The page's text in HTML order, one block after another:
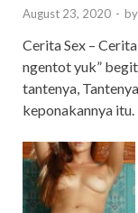
August 23, 2020 - by
Cerita Sex –
ngentot yuk”
tantenya,
keponakannya